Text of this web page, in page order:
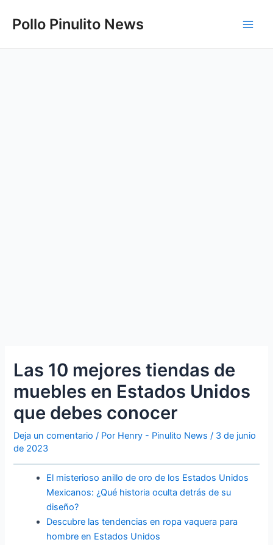
Pollo Pinulito News
Las 10 mejores tiendas de
muebles en Estados Unidos
que debes conocer
Deja un comentario / Por Henry - Pinulito News/ 3 de junio
de 2023
El misterioso anillo de oro de los Estados Unidos
Mexicanos: ¿Qué historia oculta detrás de su
diseño?
Descubre las tendencias en ropa vaquera para
hombre en Estados Unidos